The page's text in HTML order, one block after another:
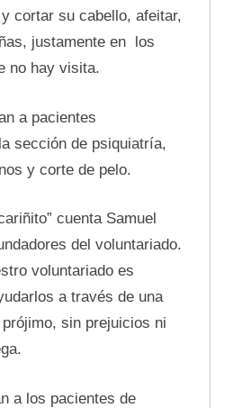
cortar su cabello, afeitar,
justamente en los
no hay visita.
a pacientes
sección de psiquiatría,
y corte de pelo.
cuenta Samuel
del voluntariado.
voluntariado es
a través de una
sin prejuicios ni
a los pacientes de